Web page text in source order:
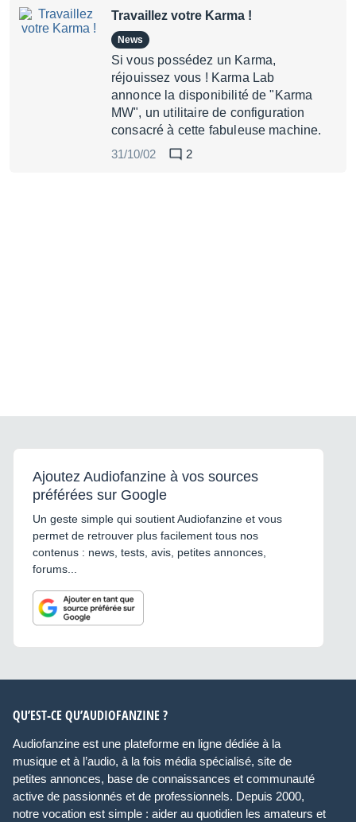
Travaillez votre Karma !
News
Si vous possédez un Karma,
réjouissez vous ! Karma Lab
annonce la disponibilité de "Karma
MW", un utilitaire de configuration
consacré à cette fabuleuse machine.
31/10/02
2
Ajoutez Audiofanzine à vos sources
préférées sur Google
Un geste simple qui soutient Audiofanzine et vous
permet de retrouver plus facilement tous nos
contenus : news, tests, avis, petites annonces,
forums...
QU’EST-CE QU’AUDIOFANZINE ?
Audiofanzine est une plateforme en ligne dédiée à la
musique et à l’audio, à la fois média spécialisé, site de
petites annonces, base de connaissances et communauté
active de passionnés et de professionnels. Depuis 2000,
notre vocation est simple : aider au quotidien les amateurs et